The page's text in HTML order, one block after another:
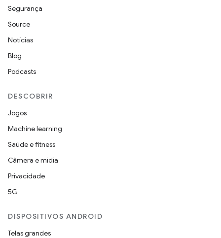
Segurança
Source
Notícias
Blog
Podcasts
DESCOBRIR
Jogos
Machine learning
Saúde e fitness
Câmera e mídia
Privacidade
5G
DISPOSITIVOS ANDROID
Telas grandes